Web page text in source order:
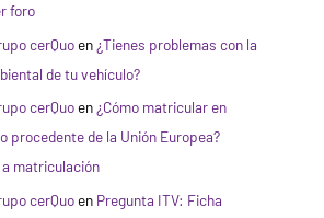
foro
cerQuoen ¿Tienes problemas con la
de tu vehículo?
cerQuoen ¿Cómo matricular en
procedente de la Unión Europea?
matriculación
cerQuoen Pregunta ITV: Ficha